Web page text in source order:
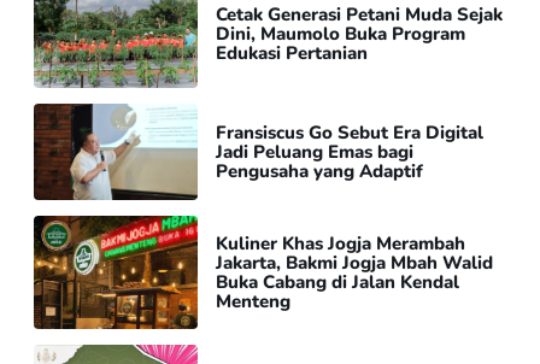
Cetak Generasi Petani Muda Sejak
Dini, Maumolo Buka Program
Edukasi Pertanian
Fransiscus Go Sebut Era Digital
Jadi Peluang Emas bagi
Pengusaha yang Adaptif
Kuliner Khas Jogja Merambah
Jakarta, Bakmi Jogja Mbah Walid
Buka Cabang di Jalan Kendal
Menteng